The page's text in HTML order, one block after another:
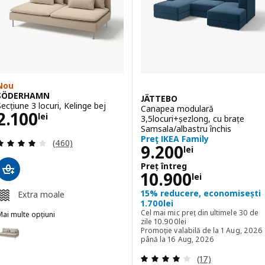
3 locuri, Kelinge bej
lei
2100lei
Evaluare: 4.1 din 5 stele. Total recenzii:
(460)
Extra moale
multe opțiuni
SÖDERHAMN, Secțiune 3 locuri, Fridtuna bej deschis
JÄTTEBO
Canapea modulară
3,5locuri+șezlong, cu brațe
Samsala/albastru închis
Preţ IKEA Family
9.200lei
Preţ 9200lei
Preț întreg
10.900lei
Preț întreg
15% reducere, economisești
1.700lei
Cel mai mic preț din ultimele 30 de
zile 10.900lei
Cel mai mic preț din ultimele 30
Promoție valabilă de la 1 Aug, 2026
până la 16 Aug, 2026
Evaluare: 3.9
(17)